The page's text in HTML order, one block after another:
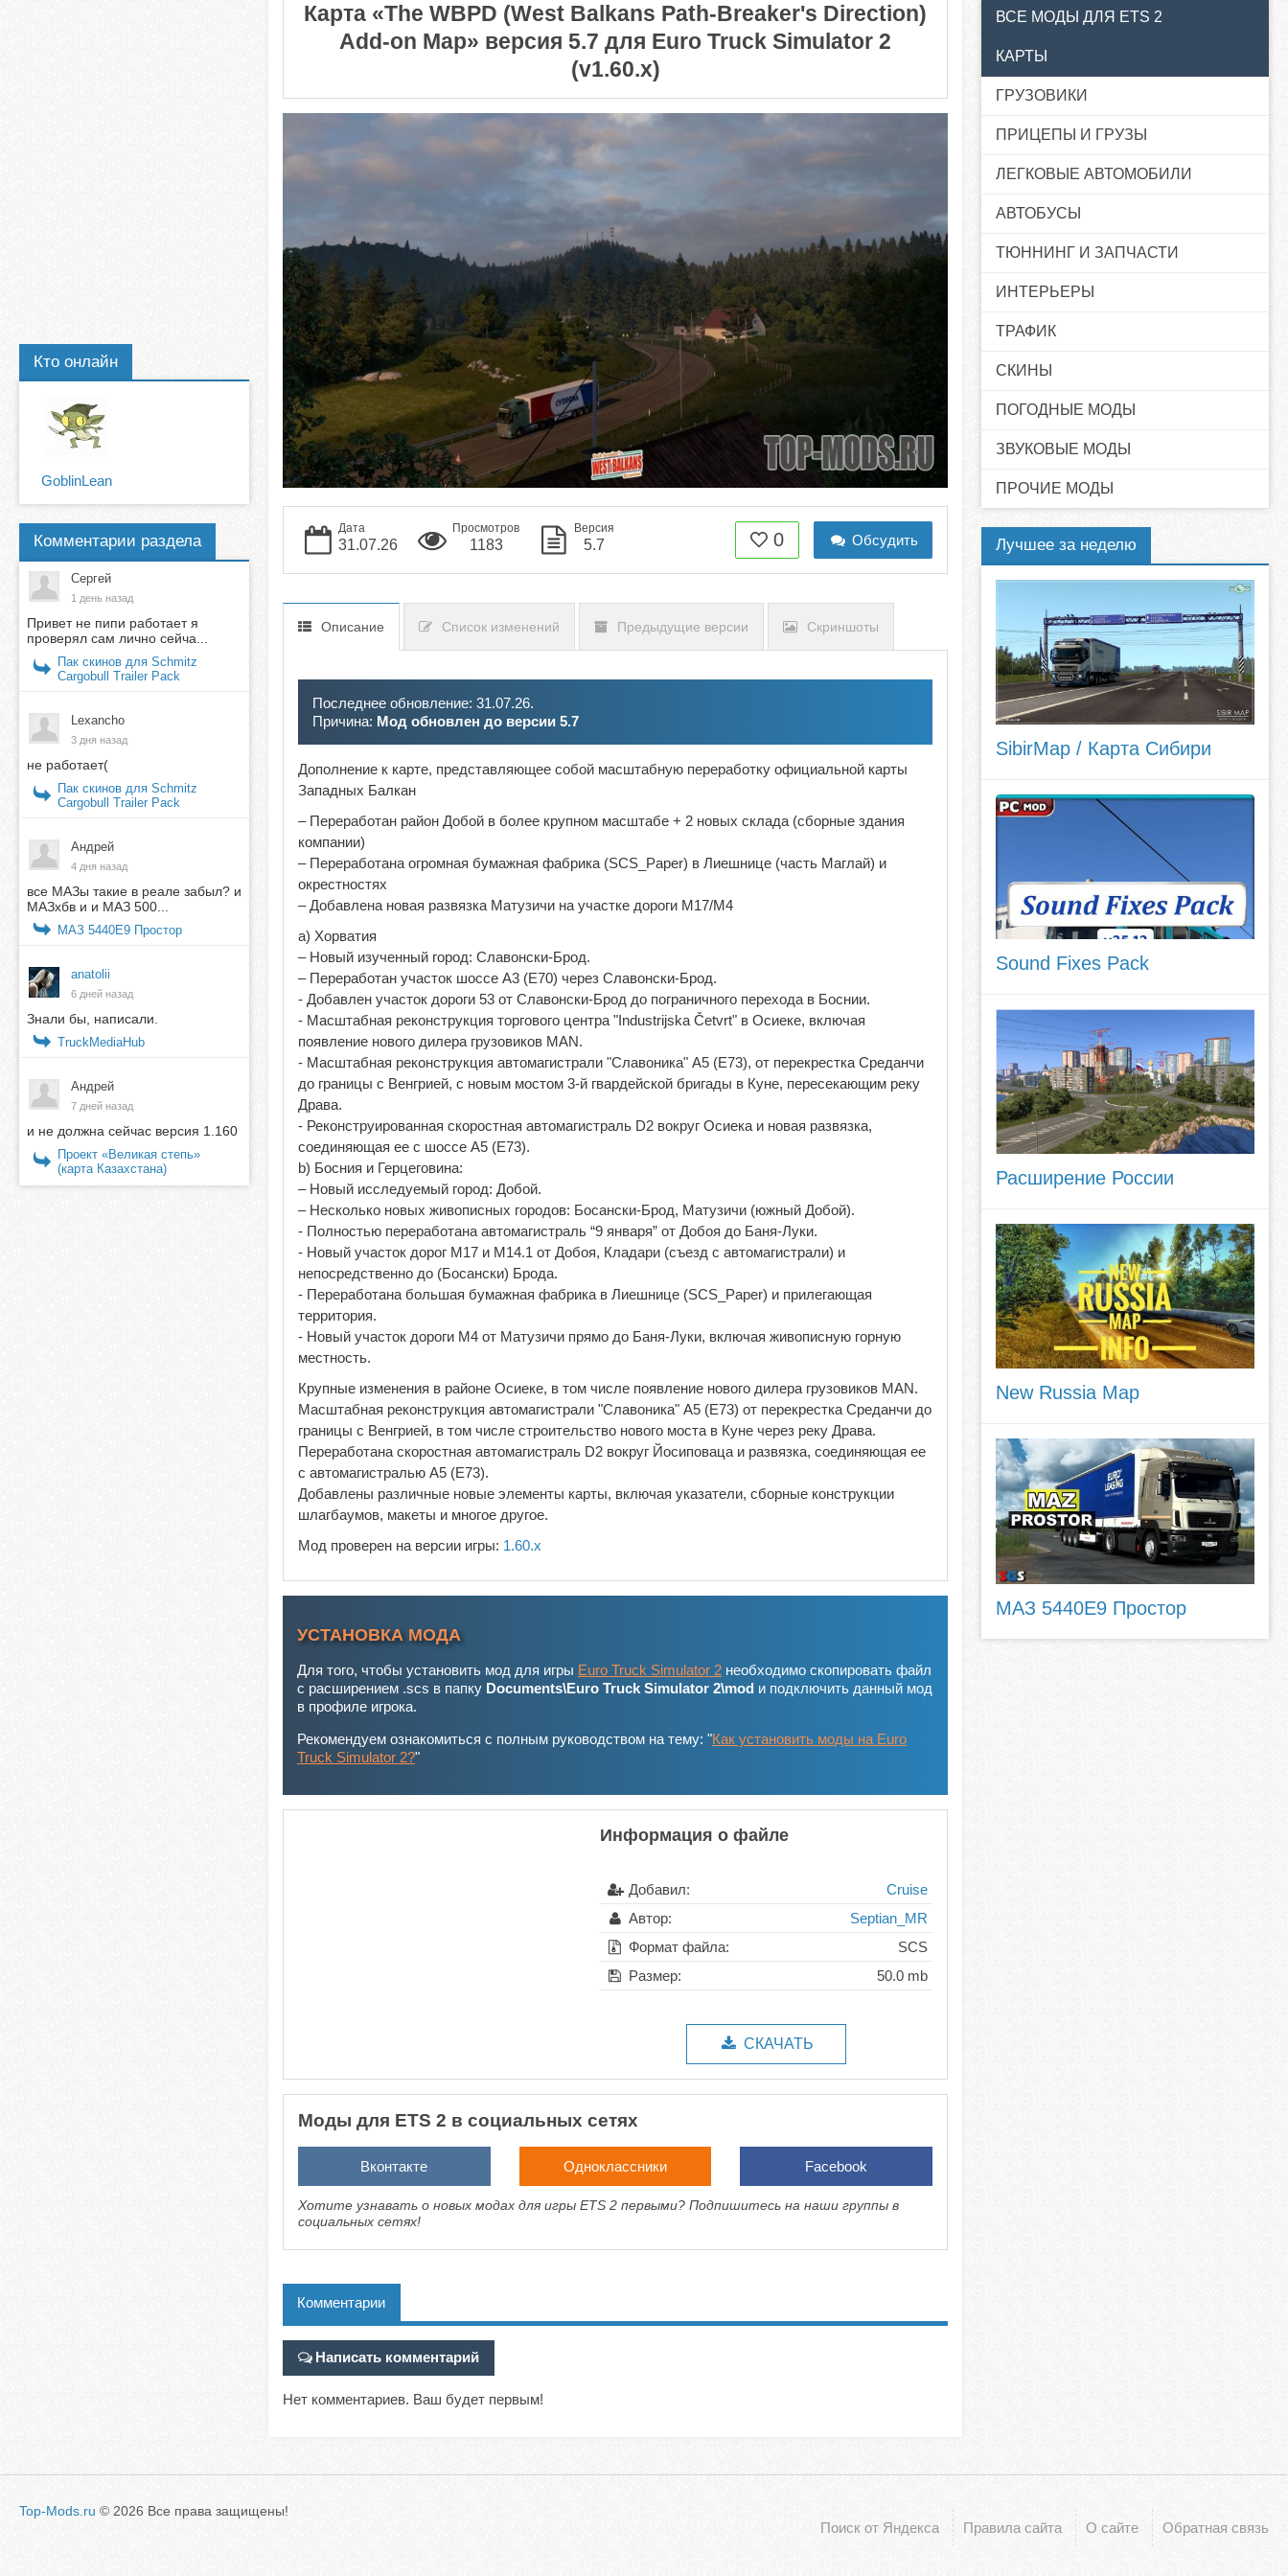
Карта «The WBPD (West Balkans Path-Breaker's Direction)
Add-on Map» версия 5.7 для Euro Truck Simulator 2
(v1.60.x)
Дата
31.07.26
Просмотров
1183
Версия
5.7 0 Обсудить
Описание Список изменений Предыдущие версии Скриншоты
Последнее обновление: 31.07.26.
Причина: Мод обновлен до версии 5.7
Дополнение к карте, представляющее собой масштабную переработку официальной карты
Западных Балкан
– Переработан район Добой в более крупном масштабе + 2 новых склада (сборные здания
компании)
– Переработана огромная бумажная фабрика (SCS_Paper) в Лиешнице (часть Маглай) и
окрестностях
– Добавлена новая развязка Матузичи на участке дороги М17/М4
a) Хорватия
– Новый изученный город: Славонски-Брод.
– Переработан участок шоссе A3 (E70) через Славонски-Брод.
- Добавлен участок дороги 53 от Славонски-Брод до пограничного перехода в Боснии.
- Масштабная реконструкция торгового центра "Industrijska Četvrt" в Осиеке, включая
появление нового дилера грузовиков MAN.
- Масштабная реконструкция автомагистрали "Славоника" A5 (E73), от перекрестка Среданчи
до границы с Венгрией, с новым мостом 3-й гвардейской бригады в Куне, пересекающим реку
Драва.
- Реконструированная скоростная автомагистраль D2 вокруг Осиека и новая развязка,
соединяющая ее с шоссе A5 (E73).
b) Босния и Герцеговина:
– Новый исследуемый город: Добой.
– Несколько новых живописных городов: Босански-Брод, Матузичи (южный Добой).
- Полностью переработана автомагистраль “9 января” от Добоя до Баня-Луки.
- Новый участок дорог М17 и М14.1 от Добоя, Кладари (съезд с автомагистрали) и
непосредственно до (Босански) Брода.
- Переработана большая бумажная фабрика в Лиешнице (SCS_Paper) и прилегающая
территория.
- Новый участок дороги М4 от Матузичи прямо до Баня-Луки, включая живописную горную
местность.
Крупные изменения в районе Осиеке, в том числе появление нового дилера грузовиков MAN.
Масштабная реконструкция автомагистрали "Славоника" A5 (E73) от перекрестка Среданчи до
границы с Венгрией, в том числе строительство нового моста в Куне через реку Драва.
Переработана скоростная автомагистраль D2 вокруг Йосиповаца и развязка, соединяющая ее
с автомагистралью A5 (E73).
Добавлены различные новые элементы карты, включая указатели, сборные конструкции
шлагбаумов, макеты и многое другое.
Мод проверен на версии игры: 1.60.x
УСТАНОВКА МОДА
Для того, чтобы установить мод для игры Euro Truck Simulator 2 необходимо скопировать файл
с расширением .scs в папку Documents\Euro Truck Simulator 2\mod и подключить данный мод
в профиле игрока.
Рекомендуем ознакомиться с полным руководством на тему: "Как установить моды на Euro
Truck Simulator 2?"
Информация о файле
Добавил:
Cruise
Автор:
Septian_MR
Формат файла:
SCS
Размер:
50.0 mb
СКАЧАТЬ
Моды для ETS 2 в социальных сетях
Вконтакте Одноклассники Facebook
Хотите узнавать о новых модах для игры ETS 2 первыми? Подпишитесь на наши группы в
социальных сетях!
Комментарии
Написать комментарий
Нет комментариев. Ваш будет первым!
Кто онлайн
GoblinLean
Комментарии раздела
Сергей
1 день назад
Привет не пипи работает я
проверял сам лично сейча...
Пак скинов для Schmitz
Cargobull Trailer Pack
Lexancho
3 дня назад
не работает(
Пак скинов для Schmitz
Cargobull Trailer Pack
Андрей
4 дня назад
все МАЗы такие в реале забыл? и
МАЗхбв и и МАЗ 500...
МАЗ 5440E9 Простор
anatolii
6 дней назад
Знали бы, написали.
TruckMediaHub
Андрей
7 дней назад
и не должна сейчас версия 1.160
Проект «Великая степь»
(карта Казахстана)
ВСЕ МОДЫ ДЛЯ ETS 2
КАРТЫ
ГРУЗОВИКИ
ПРИЦЕПЫ И ГРУЗЫ
ЛЕГКОВЫЕ АВТОМОБИЛИ
АВТОБУСЫ
ТЮННИНГ И ЗАПЧАСТИ
ИНТЕРЬЕРЫ
ТРАФИК
СКИНЫ
ПОГОДНЫЕ МОДЫ
ЗВУКОВЫЕ МОДЫ
ПРОЧИЕ МОДЫ
Лучшее за неделю
SibirMap / Карта Сибири
Sound Fixes Pack
Расширение России
New Russia Map
МАЗ 5440E9 Простор
Поиск от Яндекса Правила сайта О сайте Обратная связь
Top-Mods.ru © 2026 Все права защищены!